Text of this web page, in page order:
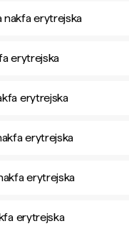
nakfa erytrejska
erytrejska
erytrejska
erytrejska
erytrejska
erytrejska